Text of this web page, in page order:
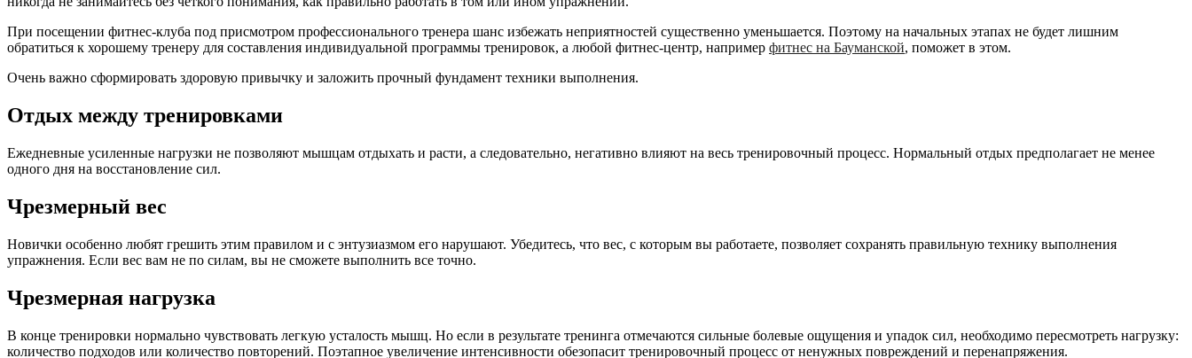
При посещении фитнес-клуба под присмотром профессионального тренера шанс избежать неприятностей существенно уменьшается. Поэтому на начальных этапах не будет лишним
обратиться к хорошему тренеру для составления индивидуальной программы тренировок, а любой фитнес-центр, например фитнес на Бауманской, поможет в этом.
Очень важно сформировать здоровую привычку и заложить прочный фундамент техники выполнения.
Отдых между тренировками
Ежедневные усиленные нагрузки не позволяют мышцам отдыхать и расти, а следовательно, негативно влияют на весь тренировочный процесс. Нормальный отдых предполагает не менее
одного дня на восстановление сил.
Чрезмерный вес
Новички особенно любят грешить этим правилом и с энтузиазмом его нарушают. Убедитесь, что вес, с которым вы работаете, позволяет сохранять правильную технику выполнения
упражнения. Если вес вам не по силам, вы не сможете выполнить все точно.
Чрезмерная нагрузка
В конце тренировки нормально чувствовать легкую усталость мышц. Но если в результате тренинга отмечаются сильные болевые ощущения и упадок сил, необходимо пересмотреть нагрузку:
количество подходов или количество повторений. Поэтапное увеличение интенсивности обезопасит тренировочный процесс от ненужных повреждений и перенапряжения.